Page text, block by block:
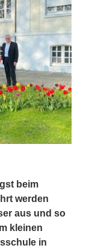
beim
werden
aus und so
kleinen
in